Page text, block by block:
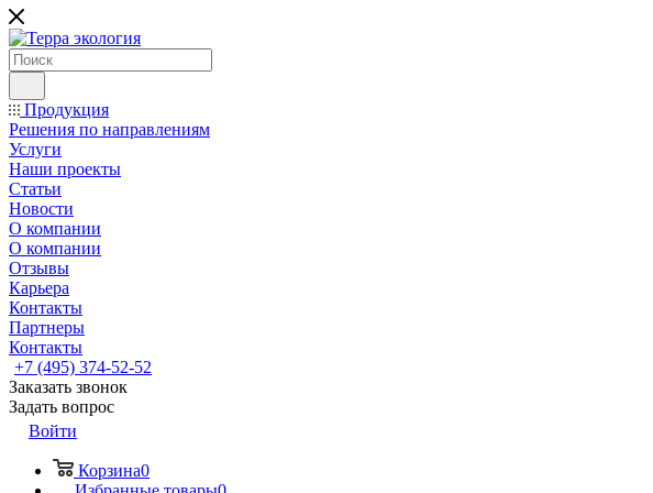
Продукция
Решения по направлениям
Услуги
Наши проекты
Статьи
Новости
О компании
О компании
Отзывы
Карьера
Контакты
Партнеры
Контакты
+7 (495) 374-52-52
Заказать звонок
Задать вопрос
Войти
Корзина0